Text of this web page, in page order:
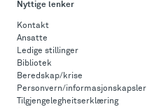
Nyttige lenker
Kontakt
Ansatte
Ledige stillinger
Bibliotek
Beredskap/krise
Personvern/informasjonskapsler
Tilgjengelegheitserklæring